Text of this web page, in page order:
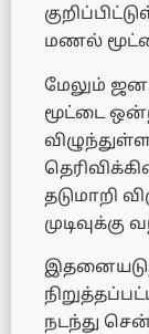
மணல்
மேலும்
மூட்டை
தடுமாறி
முடிவுக்கு
நடந்து